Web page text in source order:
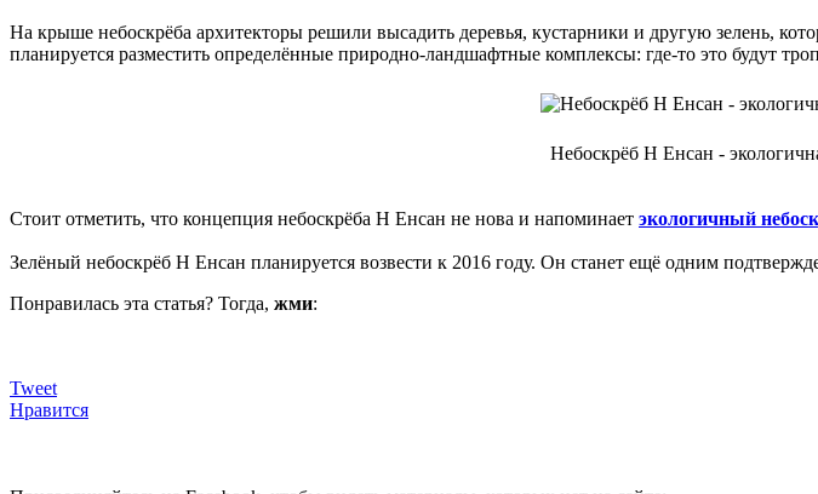
На крыше небоскрёба архитекторы решили высадить деревья, кустарники и другую зелень,
планируется разместить определённые природно-ландшафтные комплексы: где-то это будут
Небоскрёб Н Енсан -
Стоит отметить, что концепция небоскрёба Н Енсан не нова и напоминает экологичный
Зелёный небоскрёб Н Енсан планируется возвести к 2016 году. Он станет ещё одним
Понравилась эта статья? Тогда, жми:
Tweet
Нравится